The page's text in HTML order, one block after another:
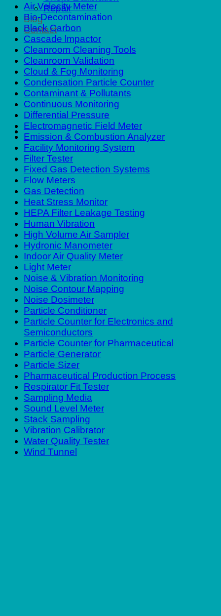
Repair
Blog
Contact
Air Velocity Meter
Bio-Decontamination
Black Carbon
Cascade lmpactor
Cleanroom Cleaning Tools
Cleanroom Validation
Cloud & Fog Monitoring
Condensation Particle Counter
Contaminant & Pollutants
Continuous Monitoring
Differential Pressure
Electromagnetic Field Meter
Emission & Combustion Analyzer
Facility Monitoring System
Filter Tester
Fixed Gas Detection Systems
Flow Meters
Gas Detection
Heat Stress Monitor
HEPA Filter Leakage Testing
Human Vibration
High Volume Air Sampler
Hydronic Manometer
Indoor Air Quality Meter
Light Meter
Noise & Vibration Monitoring
Noise Contour Mapping
Noise Dosimeter
Particle Conditioner
Particle Counter for Electronics and
Semiconductors
Particle Counter for Pharmaceutical
Particle Generator
Particle Sizer
Pharmaceutical Production Process
Respirator Fit Tester
Sampling Media
Sound Level Meter
Stack Sampling
Vibration Calibrator
Water Quality Tester
Wind Tunnel